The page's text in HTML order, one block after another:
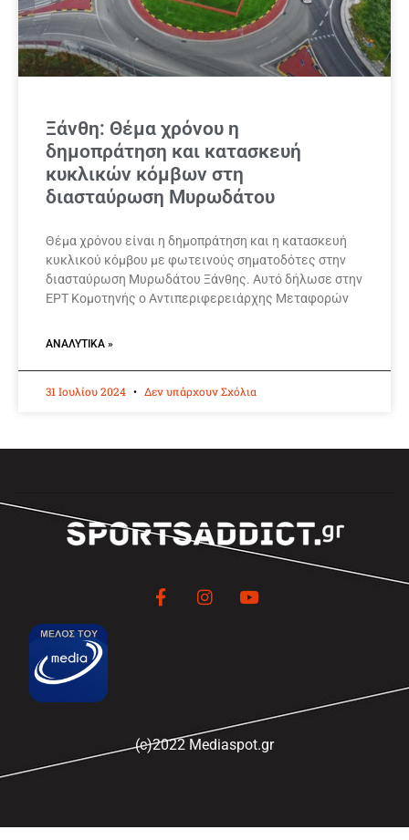
Ξάνθη: Θέμα χρόνου η
δημοπράτηση και κατασκευή
κυκλικών κόμβων στη
διασταύρωση Μυρωδάτου
Θέμα χρόνου είναι η δημοπράτηση και η κατασκευή
κυκλικού κόμβου με φωτεινούς σηματοδότες στην
διασταύρωση Μυρωδάτου Ξάνθης. Αυτό δήλωσε στην
ΕΡΤ Κομοτηνής ο Αντιπεριφερειάρχης Μεταφορών
ΑΝΑΛΥΤΙΚΆ »
31 Ιουλίου 2024 Δεν υπάρχουν Σχόλια
(c)2022 Mediaspot.gr